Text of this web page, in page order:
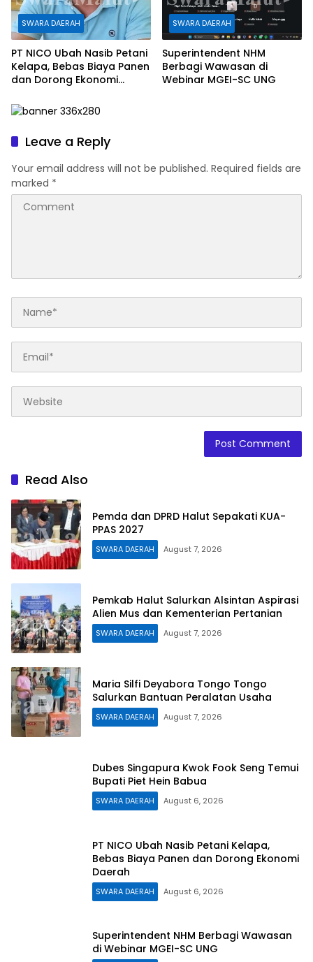
SWARA DAERAH
PT NICO Ubah Nasib Petani
Kelapa, Bebas Biaya Panen
dan Dorong Ekonomi
SWARA DAERAH
Superintendent NHM
Berbagi Wawasan di
Webinar MGEI-SC UNG
Leave a Reply
Your email address will not be published. Required fields are
marked *
Read Also
Pemda dan DPRD Halut Sepakati KUA-
PPAS 2027
SWARA DAERAH August 7, 2026
Pemkab Halut Salurkan Alsintan Aspirasi
Alien Mus dan Kementerian Pertanian
SWARA DAERAH August 7, 2026
Maria Silfi Deyabora Tongo Tongo
Salurkan Bantuan Peralatan Usaha
SWARA DAERAH August 7, 2026
Dubes Singapura Kwok Fook Seng Temui
Bupati Piet Hein Babua
SWARA DAERAH August 6, 2026
PT NICO Ubah Nasib Petani Kelapa,
Bebas Biaya Panen dan Dorong Ekonomi
Daerah
SWARA DAERAH August 6, 2026
Superintendent NHM Berbagi Wawasan
di Webinar MGEI-SC UNG